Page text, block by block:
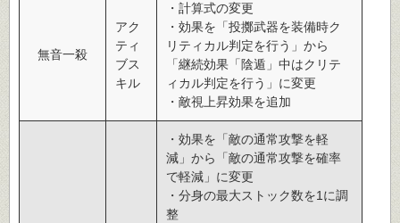
無音一殺
アク
ティ
ブス
キル
・計算式の変更
・効果を「投擲武器を装備時ク
リティカル判定を行う」から
「継続効果「陰遁」中はクリテ
ィカル判定を行う」に変更
・敵視上昇効果を追加
・効果を「敵の通常攻撃を軽
減」から「敵の通常攻撃を確率
で軽減」に変更
・分身の最大ストック数を1に調
整